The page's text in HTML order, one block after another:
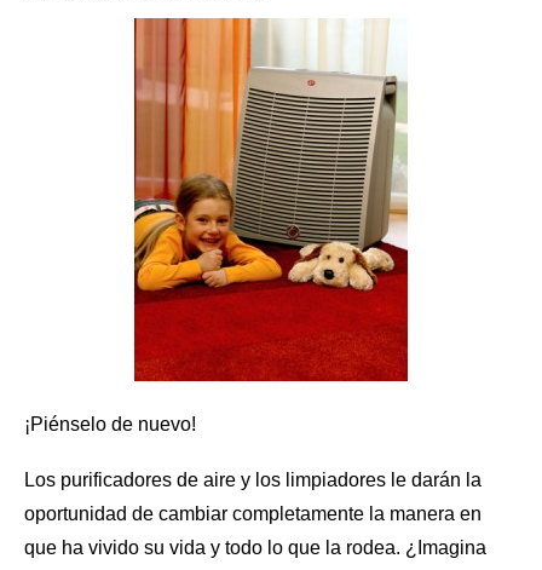
¡Piénselo de nuevo!
Los purificadores de aire y los limpiadores le darán la
oportunidad de cambiar completamente la manera en
que ha vivido su vida y todo lo que la rodea. ¿Imagina